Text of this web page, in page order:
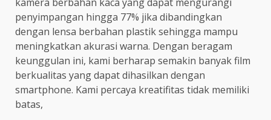
penyimpangan hingga 77% jika dibandingkan
dengan lensa berbahan plastik sehingga mampu
meningkatkan akurasi warna. Dengan beragam
keunggulan ini, kami berharap semakin banyak film
berkualitas yang dapat dihasilkan dengan
smartphone. Kami percaya kreatifitas tidak memiliki
batas,